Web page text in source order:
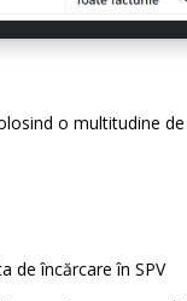
o multitudine
de încărcare în SPV